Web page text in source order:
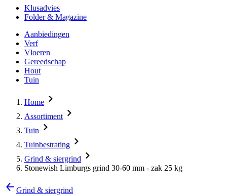
Klusadvies
Folder & Magazine
Aanbiedingen
Verf
Vloeren
Gereedschap
Hout
Tuin
Home
Assortiment
Tuin
Tuinbestrating
Grind & siergrind
Stonewish Limburgs grind 30-60 mm - zak 25 kg
Grind & siergrind